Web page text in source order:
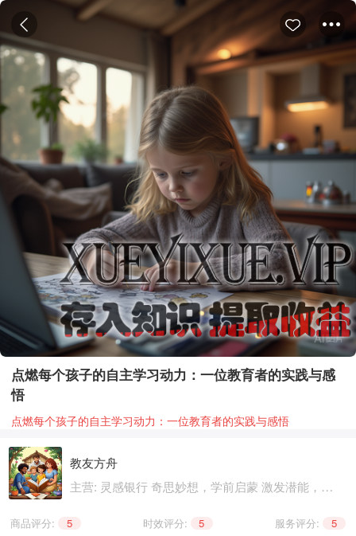
点燃每个孩子的自主学习动力：一位教育者的实践与感
悟
点燃每个孩子的自主学习动力：一位教育者的实践与感悟
教友方舟‌
主营: 灵感银行 奇思妙想，学前启蒙 激发潜能，基
个性生活，健康养生 精神文化
商品评分: 5 时效评分: 5 服务评分: 5